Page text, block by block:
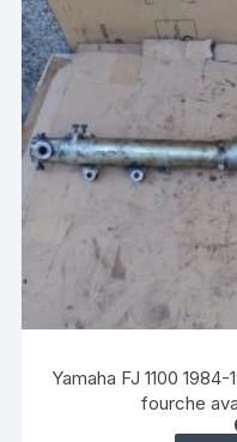
Yamaha FJ 1100
fourche